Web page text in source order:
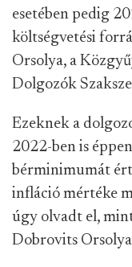
esetében pedig
költségvetési
Orsolya, a
Dolgozók
Ezeknek a
2022-ben is
bérminimumát
infláció mértéke
úgy olvadt el,
Dobrovits